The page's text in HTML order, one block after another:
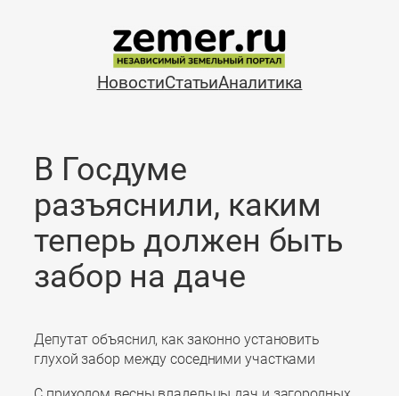
содержимому
НовостиСтатьиАналитика
В Госдуме
разъяснили, каким
теперь должен быть
забор на даче
Депутат объяснил, как законно установить
глухой забор между соседними участками